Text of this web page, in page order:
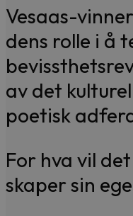
Vesaas-
dens rolle i å
av det
poetisk
For hva vil
skaper sin